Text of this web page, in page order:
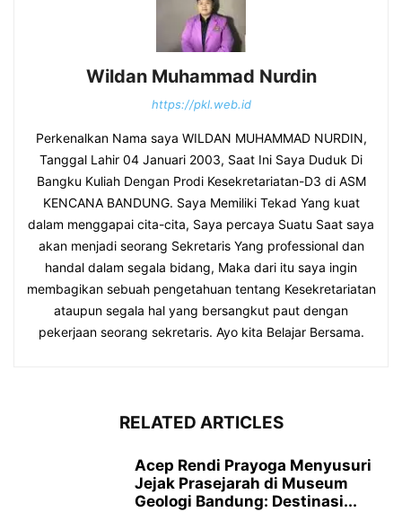
Wildan Muhammad Nurdin
https://pkl.web.id
Perkenalkan Nama saya WILDAN MUHAMMAD NURDIN,
Tanggal Lahir 04 Januari 2003, Saat Ini Saya Duduk Di
Bangku Kuliah Dengan Prodi Kesekretariatan-D3 di ASM
KENCANA BANDUNG. Saya Memiliki Tekad Yang kuat
dalam menggapai cita-cita, Saya percaya Suatu Saat saya
akan menjadi seorang Sekretaris Yang professional dan
handal dalam segala bidang, Maka dari itu saya ingin
membagikan sebuah pengetahuan tentang Kesekretariatan
ataupun segala hal yang bersangkut paut dengan
pekerjaan seorang sekretaris. Ayo kita Belajar Bersama.
RELATED ARTICLES
Acep Rendi Prayoga Menyusuri
Jejak Prasejarah di Museum
Geologi Bandung: Destinasi...